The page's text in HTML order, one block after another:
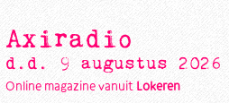
Axiradio
d.d. 9 augustus 2026
Online magazine vanuit Lokeren